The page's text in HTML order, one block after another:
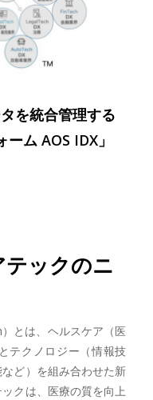
を統合管理する
ーム AOS IDX」
ックのニ
とは、ヘルスケア（医
テクノロジー（情報技
ど）を組み合わせた新
クは、医療の質を向上